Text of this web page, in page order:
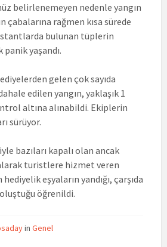
belirlenemeyen nedenle yangın
çabalarına rağmen kısa sürede
stantlarda bulunan tüplerin
yaşandı.
gelen çok sayıda
edilen yangın, yaklaşık 1
altına alınabildi. Ekiplerin
sürüyor.
bazıları kapalı olan ancak
turistlere hizmet veren
eşyaların yandığı, çarşıda
öğrenildi.
in Genel